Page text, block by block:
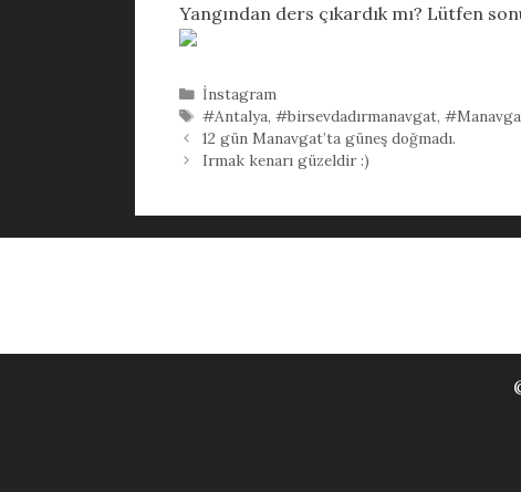
Yangından ders çıkardık mı? Lütfen
Kategoriler
İnstagram
Etiketler
#Antalya,#birsevdadırmanavgat,
12 gün Manavgat’ta güneş doğmadı.
Irmak kenarı güzeldir :)